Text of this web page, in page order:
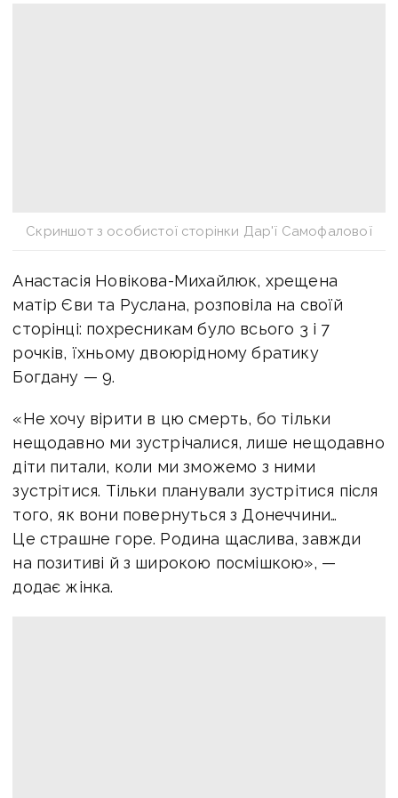
Скриншот з особистої сторінки Дар'ї Самофалової
Анастасія Новікова-Михайлюк, хрещена
матір Єви та Руслана, розповіла на своїй
сторінці: похресникам було всього 3 і 7
рочків, їхньому двоюрідному братику
Богдану — 9.
«Не хочу вірити в цю смерть, бо тільки
нещодавно ми зустрічалися, лише нещодавно
діти питали, коли ми зможемо з ними
зустрітися. Тільки планували зустрітися після
того, як вони повернуться з Донеччини…
Це страшне горе. Родина щаслива, завжди
на позитиві й з широкою посмішкою», —
додає жінка.